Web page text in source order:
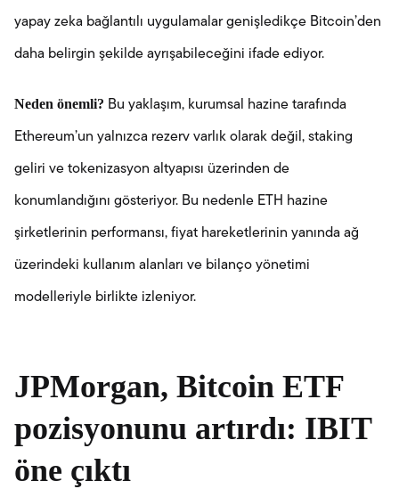
yapay zeka bağlantılı uygulamalar genişledikçe Bitcoin’den
daha belirgin şekilde ayrışabileceğini ifade ediyor.
Neden önemli? Bu yaklaşım, kurumsal hazine tarafında
Ethereum’un yalnızca rezerv varlık olarak değil, staking
geliri ve tokenizasyon altyapısı üzerinden de
konumlandığını gösteriyor. Bu nedenle ETH hazine
şirketlerinin performansı, fiyat hareketlerinin yanında ağ
üzerindeki kullanım alanları ve bilanço yönetimi
modelleriyle birlikte izleniyor.
JPMorgan, Bitcoin ETF
pozisyonunu artırdı: IBIT
öne çıktı